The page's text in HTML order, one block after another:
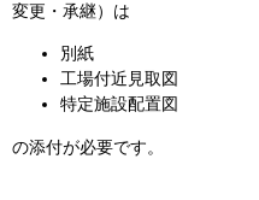
変更・承継）は
別紙
工場付近見取図
特定施設配置図
の添付が必要です。